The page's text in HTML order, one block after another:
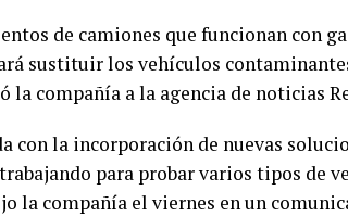
de camiones que funcionan con
sustituir los vehículos
la compañía a la agencia de noticias
con la incorporación de nuevas
para probar varios tipos de
la compañía el viernes en un